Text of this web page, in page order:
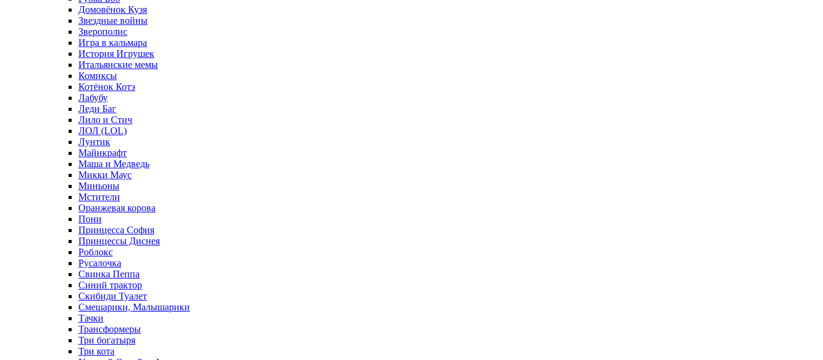
Домовёнок Кузя
Звездные войны
Зверополис
Игра в кальмара
История Игрушек
Итальянские мемы
Комиксы
Котёнок Котэ
Лабубу
Леди Баг
Лило и Стич
ЛОЛ (LOL)
Лунтик
Майнкрафт
Маша и Медведь
Микки Маус
Миньоны
Мстители
Оранжевая корова
Пони
Принцесса София
Принцессы Диснея
Роблокс
Русалочка
Свинка Пеппа
Синий трактор
Скибиди Туалет
Смешарики, Малышарики
Тачки
Трансформеры
Три богатыря
Три кота